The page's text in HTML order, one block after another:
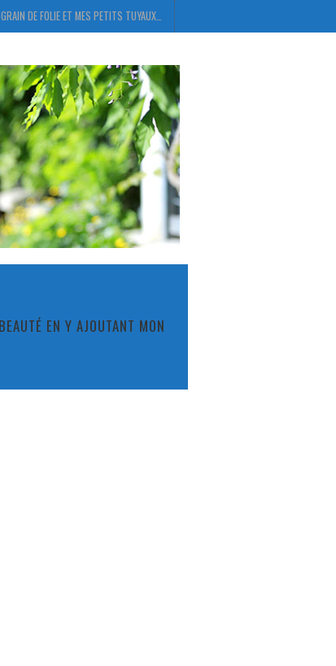
DE FOLIE ET MES PETITS TUYAUX…
EN Y AJOUTANT MON